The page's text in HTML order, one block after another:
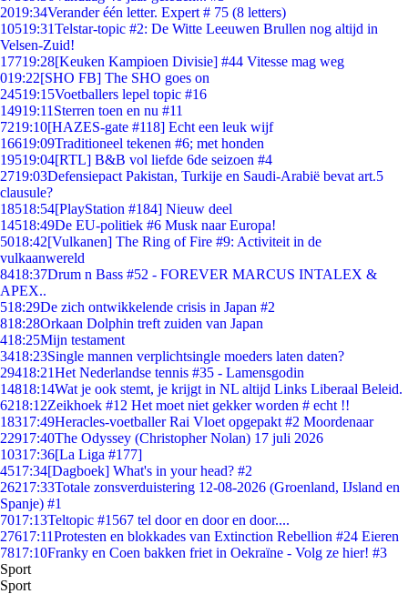
2019:34Verander één letter. Expert # 75 (8 letters)
10519:31Telstar-topic #2: De Witte Leeuwen Brullen nog altijd in
Velsen-Zuid!
17719:28[Keuken Kampioen Divisie] #44 Vitesse mag weg
019:22[SHO FB] The SHO goes on
24519:15Voetballers lepel topic #16
14919:11 Sterren toen en nu #11
7219:10[HAZES-gate #118] Echt een leuk wijf
16619:09Traditioneel tekenen #6; met honden
19519:04[RTL] B&B vol liefde 6de seizoen #4
2719:03Defensiepact Pakistan, Turkije en Saudi-Arabië bevat art.5
clausule?
18518:54[PlayStation #184] Nieuw deel
14518:49De EU-politiek #6 Musk naar Europa!
5018:42[Vulkanen] The Ring of Fire #9: Activiteit in de
vulkaanwereld
8418:37Drum n Bass #52 - FOREVER MARCUS INTALEX &
APEX..
518:29De zich ontwikkelende crisis in Japan #2
818:28Orkaan Dolphin treft zuiden van Japan
418:25Mijn testament
3418:23Single mannen verplichtsingle moeders laten daten?
29418:21Het Nederlandse tennis #35 - Lamensgodin
14818:14Wat je ook stemt, je krijgt in NL altijd Links Liberaal Beleid.
6218:12Zeikhoek #12 Het moet niet gekker worden # echt !!
18317:49Heracles-voetballer Rai Vloet opgepakt #2 Moordenaar
22917:40The Odyssey (Christopher Nolan) 17 juli 2026
10317:36[La Liga #177]
4517:34[Dagboek] What's in your head? #2
26217:33Totale zonsverduistering 12-08-2026 (Groenland, IJsland en
Spanje) #1
7017:13Teltopic #1567 tel door en door en door....
27617:11Protesten en blokkades van Extinction Rebellion #24 Eieren
7817:10Franky en Coen bakken friet in Oekraïne - Volg ze hier! #3
Sport
Sport